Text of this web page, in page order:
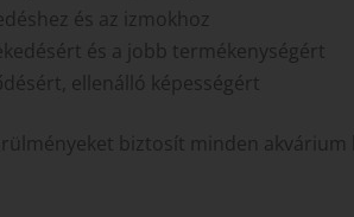
és az izmokhoz
és a jobb termékenységért
ellenálló képességért
biztosít minden akvárium